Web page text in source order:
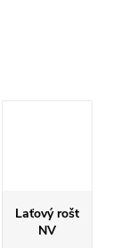
Laťový rošt
NV